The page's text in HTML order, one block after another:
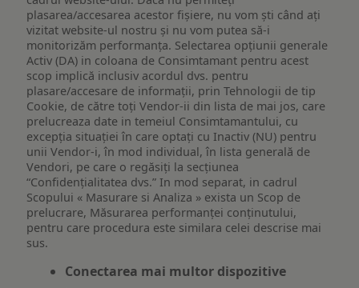
plasarea/accesarea acestor fișiere, nu vom ști când ați
vizitat website-ul nostru și nu vom putea să-i
monitorizăm performanța. Selectarea opțiunii generale
Activ (DA) in coloana de Consimtamant pentru acest
scop implică inclusiv acordul dvs. pentru
plasare/accesare de informații, prin Tehnologii de tip
Cookie, de către toți Vendor-ii din lista de mai jos, care
prelucreaza date in temeiul Consimtamantului, cu
excepția situației în care optați cu Inactiv (NU) pentru
unii Vendor-i, în mod individual, în lista generală de
Vendori, pe care o regăsiți la secțiunea
“Confidențialitatea dvs.” In mod separat, in cadrul
Scopului « Masurare si Analiza » exista un Scop de
prelucrare, Măsurarea performanței conținutului,
pentru care procedura este similara celei descrise mai
sus.
Conectarea mai multor dispozitive